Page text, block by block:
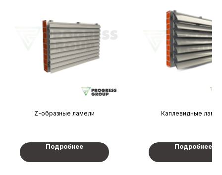
Z-образные ламели
Подробнее
Каплевидные
Подробнее